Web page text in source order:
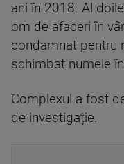
ani în 2018. Al
om de afaceri în
condamnat pentru
schimbat numele
Complexul a fost
de investigație.